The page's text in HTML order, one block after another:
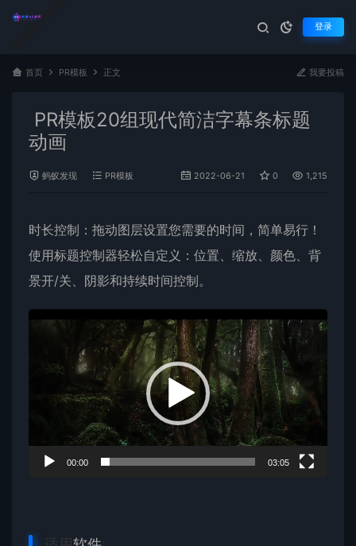
登录
首页 PR模板 正文 我要投稿
PR模板20组现代简洁字幕条标题
动画
蚂蚁发现 PR模板 2022-06-21 0 1,215
时长控制：拖动图层设置您需要的时间，简单易行！
使用标题控制器轻松自定义：位置、缩放、颜色、背
景开/关、阴影和持续时间控制。
00:00 03:05